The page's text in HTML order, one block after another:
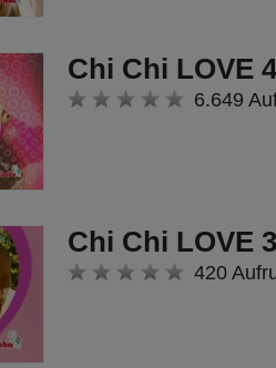
Chi Chi LOVE 4
6.649
Chi Chi LOVE 3
420